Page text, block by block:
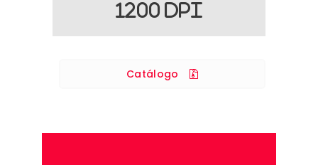
1200 DPI
Catálogo